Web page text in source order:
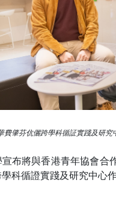
肇芬伉儷跨學科循証實踐及研
布將與香港青年協會
科循證實踐及研究中心作